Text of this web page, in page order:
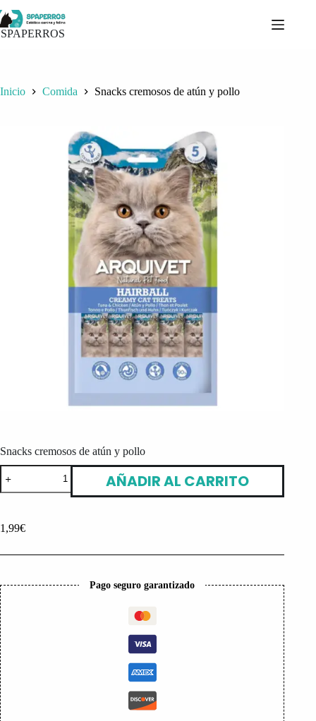
al
contenido
SPAPERROS
Inicio Comida Snacks cremosos de atún y pollo
Snacks cremosos de atún y pollo
Snacks
cremosos
de
pollo
AÑADIR AL CARRITO
1,99€
Pago seguro garantizado